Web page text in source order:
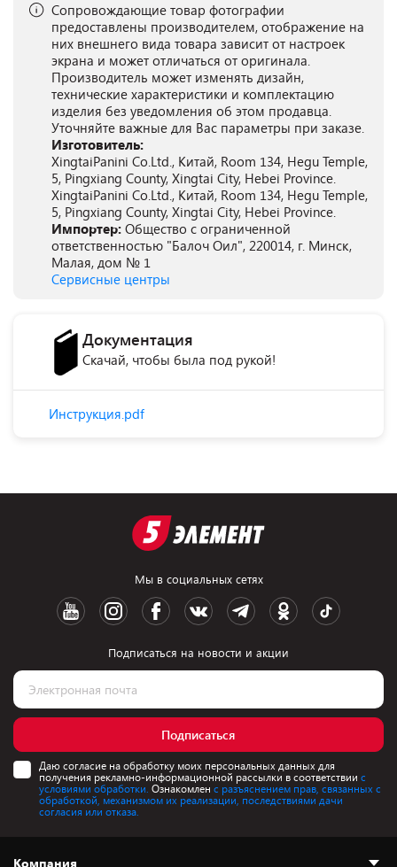
Сопровождающие товар фотографии
предоставлены производителем, отображение на
них внешнего вида товара зависит от настроек
экрана и может отличаться от оригинала.
Производитель может изменять дизайн,
технические характеристики и комплектацию
изделия без уведомления об этом продавца.
Уточняйте важные для Вас параметры при заказе.
Изготовитель:
XingtaiPanini Co.Ltd., Китай, Room 134, Hegu Temple,
5, Pingxiang County, Xingtai City, Hebei Province.
XingtaiPanini Co.Ltd., Китай, Room 134, Hegu Temple,
5, Pingxiang County, Xingtai City, Hebei Province.
Импортер: Общество с ограниченной
ответственностью "Балоч Оил", 220014, г. Минск,
Малая, дом № 1
Сервисные центры
Документация
Скачай, чтобы была под рукой!
Инструкция.pdf
Мы в социальных сетях
Подписаться на новости и акции
Подписаться
Даю согласие на обработку моих персональных данных для
получения рекламно-информационной рассылки в соответствии с
условиями обработки. Ознакомлен с разъяснением прав, связанных с
обработкой, механизмом их реализации, последствиями дачи
согласия или отказа.
Компания